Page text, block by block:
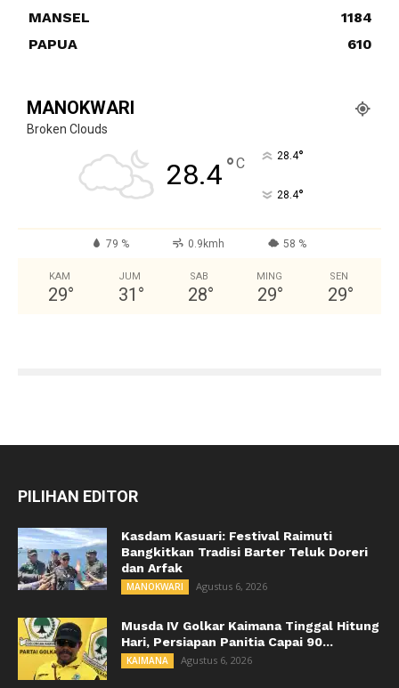
MANSEL
1184
PAPUA
610
MANOKWARI
Broken Clouds
28.4°C 28.4°
28.4°
79 % 0.9kmh 58 %
KAM
29°
JUM
31 °
SAB
28°
MING
29°
SEN
29°
PILIHAN EDITOR
Kasdam Kasuari: Festival Raimuti
Bangkitkan Tradisi Barter Teluk Doreri
dan Arfak
MANOKWARI Agustus 6, 2026
Musda IV Golkar Kaimana Tinggal Hitung
Hari, Persiapan Panitia Capai 90...
KAIMANA Agustus 6, 2026